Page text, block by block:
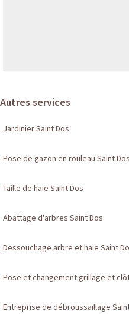
Autres services
Jardinier Saint Dos
Pose de gazon en rouleau Saint Dos
Taille de haie Saint Dos
Abattage d'arbres Saint Dos
Dessouchage arbre et haie Saint
Pose et changement grillage et
Entreprise de débroussaillage